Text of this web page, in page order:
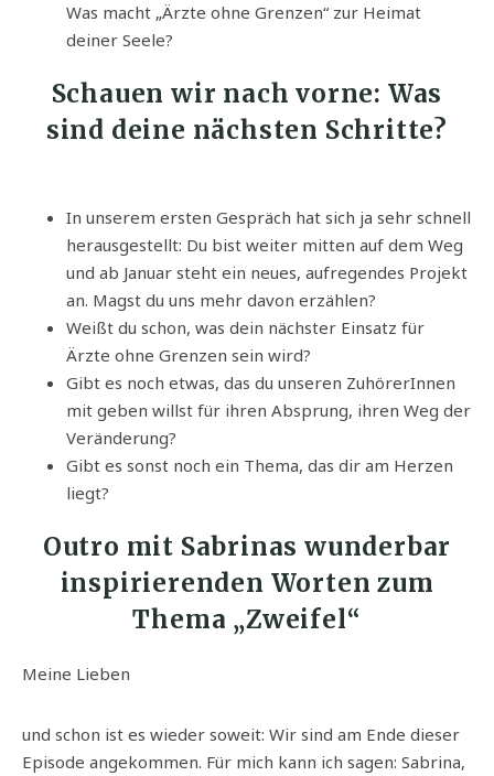
Was macht „Ärzte ohne Grenzen“ zur Heimat
deiner Seele?
Schauen wir nach vorne: Was
sind deine nächsten Schritte?
In unserem ersten Gespräch hat sich ja sehr schnell
herausgestellt: Du bist weiter mitten auf dem Weg
und ab Januar steht ein neues, aufregendes Projekt
an. Magst du uns mehr davon erzählen?
Weißt du schon, was dein nächster Einsatz für
Ärzte ohne Grenzen sein wird?
Gibt es noch etwas, das du unseren ZuhörerInnen
mit geben willst für ihren Absprung, ihren Weg der
Veränderung?
Gibt es sonst noch ein Thema, das dir am Herzen
liegt?
Outro mit Sabrinas wunderbar
inspirierenden Worten zum
Thema „Zweifel“
Meine Lieben
und schon ist es wieder soweit: Wir sind am Ende dieser
Episode angekommen. Für mich kann ich sagen: Sabrina,